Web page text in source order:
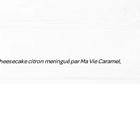
citron meringué par Ma Vie Caramel,